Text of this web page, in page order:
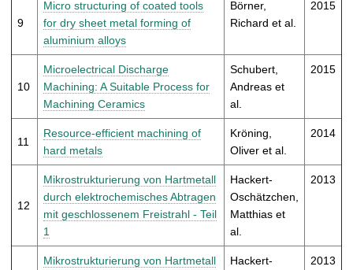
9
Micro structuring of coated tools
for dry sheet metal forming of
aluminium alloys
Börner,
Richard et al.
2015
10
Microelectrical Discharge
Machining: A Suitable Process for
Machining Ceramics
Schubert,
Andreas et
al.
2015
11
Resource-efficient machining of
hard metals
Kröning,
Oliver et al.
2014
12
Mikrostrukturierung von Hartmetall
durch elektrochemisches Abtragen
mit geschlossenem Freistrahl - Teil
1
Hackert-
Oschätzchen,
Matthias et
al.
2013
Mikrostrukturierung von Hartmetall
Hackert-
2013